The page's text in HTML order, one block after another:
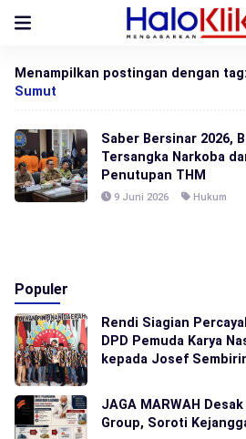
Menampilkan postingan dengan tag:
Sumut
Saber Bersinar 2026,
Tersangka Narkoba
Penutupan THM
9 Juni 2026 Hukum
Populer
Rendi Siagian
DPD Pemuda Karya
kepada Josef
JAGA MARWAH
Group, Soroti